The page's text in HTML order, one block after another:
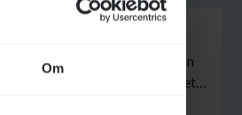
Om
på riktigt nära håll. Här kan
eller hela familjen. Oavsett